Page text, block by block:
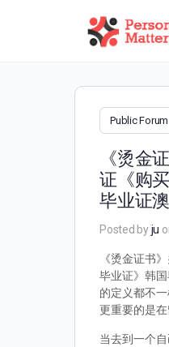
Public Forum
《烫金
证《购
毕业证
Posted byju
《烫金证书
毕业证》韩
的定义都不
更重要的是在
当去到一个